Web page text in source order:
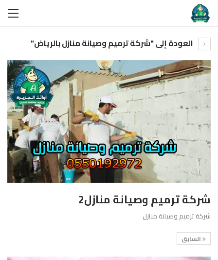
العودة إلى "شركة ترميم وصيانة منازل بالرياض"
شركة ترميم وصيانة منازل2
شركة ترميم وصيانة منازل
السابق